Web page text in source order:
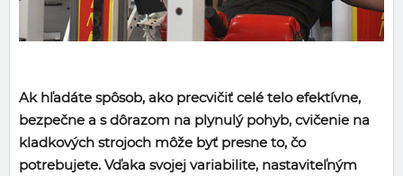
Ak hľadáte spôsob, ako precvičiť celé telo efektívne,
bezpečne a s dôrazom na plynulý pohyb, cvičenie na
kladkových strojoch môže byť presne to, čo
potrebujete. Vďaka svojej variabilite, nastaviteľným